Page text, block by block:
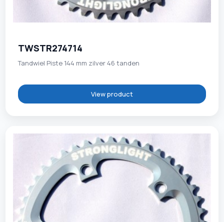
TWSTR274714
Tandwiel Piste 144 mm zilver 46 tanden
View product